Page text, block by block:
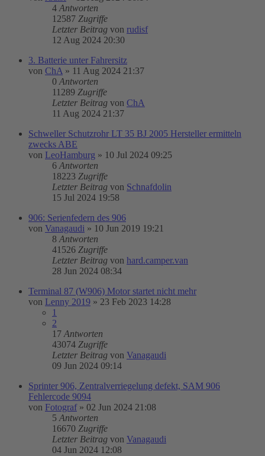
4 Antworten
12587 Zugriffe
Letzter Beitrag von rudisf
12 Aug 2024 20:30
3. Batterie unter Fahrersitz
von ChA » 11 Aug 2024 21:37
0 Antworten
11289 Zugriffe
Letzter Beitrag von ChA
11 Aug 2024 21:37
Schweller Schutzrohr LT 35 BJ 2005 Hersteller ermitteln
zwecks ABE
von LeoHamburg » 10 Jul 2024 09:25
6 Antworten
18223 Zugriffe
Letzter Beitrag von Schnafdolin
15 Jul 2024 19:58
906: Serienfedern des 906
von Vanagaudi » 10 Jun 2019 19:21
8 Antworten
41526 Zugriffe
Letzter Beitrag von hard.camper.van
28 Jun 2024 08:34
Terminal 87 (W906) Motor startet nicht mehr
von Lenny 2019 » 23 Feb 2023 14:28
1
2
17 Antworten
43074 Zugriffe
Letzter Beitrag von Vanagaudi
09 Jun 2024 09:14
Sprinter 906, Zentralverriegelung defekt, SAM 906
Fehlercode 9094
von Fotograf » 02 Jun 2024 21:08
5 Antworten
16670 Zugriffe
Letzter Beitrag von Vanagaudi
04 Jun 2024 12:08